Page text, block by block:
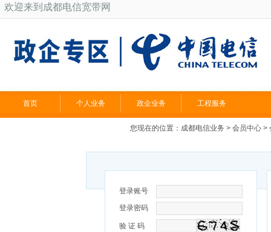
欢迎来到成都电信宽带网
首页 个人业务 政企业务 工程服务
您现在的位置： 成都电信业务 > 会员中心 >
登录账号
登录密码
验 证 码